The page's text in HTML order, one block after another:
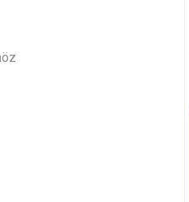
Fűtőelemek és